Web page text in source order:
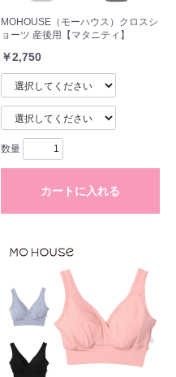
MOHOUSE（モーハウス）クロスシ
ョーツ 産後用【マタニティ】
￥2,750
数量
カートに入れる